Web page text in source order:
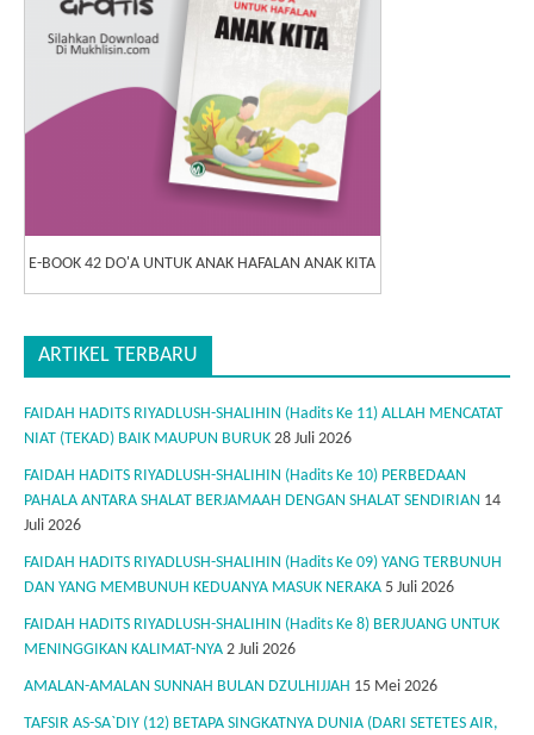
E-BOOK 42 DO'A UNTUK ANAK HAFALAN ANAK KITA
ARTIKEL TERBARU
FAIDAH HADITS RIYADLUSH-SHALIHIN (Hadits Ke 11) ALLAH MENCATAT
NIAT (TEKAD) BAIK MAUPUN BURUK 28 Juli 2026
FAIDAH HADITS RIYADLUSH-SHALIHIN (Hadits Ke 10) PERBEDAAN
PAHALA ANTARA SHALAT BERJAMAAH DENGAN SHALAT SENDIRIAN 14
Juli 2026
FAIDAH HADITS RIYADLUSH-SHALIHIN (Hadits Ke 09) YANG TERBUNUH
DAN YANG MEMBUNUH KEDUANYA MASUK NERAKA 5 Juli 2026
FAIDAH HADITS RIYADLUSH-SHALIHIN (Hadits Ke 8) BERJUANG UNTUK
MENINGGIKAN KALIMAT-NYA 2 Juli 2026
AMALAN-AMALAN SUNNAH BULAN DZULHIJJAH 15 Mei 2026
TAFSIR AS-SA`DIY (12) BETAPA SINGKATNYA DUNIA (DARI SETETES AIR,